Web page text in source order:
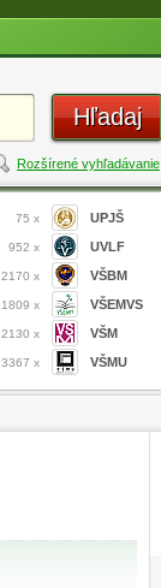
Hľadaj
Rozšírené vyhľadávanie
75 x
952 x
2170 x
1809 x
2130 x
3367 x
UPJŠ
UVLF
VŠBM
VŠEMVS
VŠM
VŠMU